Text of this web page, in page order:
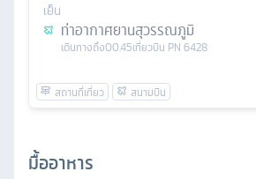
เย็น
ท่าอากาศยานสุวรรณภูมิ
เดินทางถึง00.45เที่ยวบิน PN 6428
มื้ออาหาร